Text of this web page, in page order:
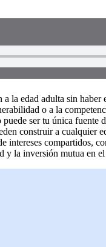
la edad adulta sin
o a la
ser tu única fuente
construir a cualquier
intereses compartidos,
la inversión mutua en